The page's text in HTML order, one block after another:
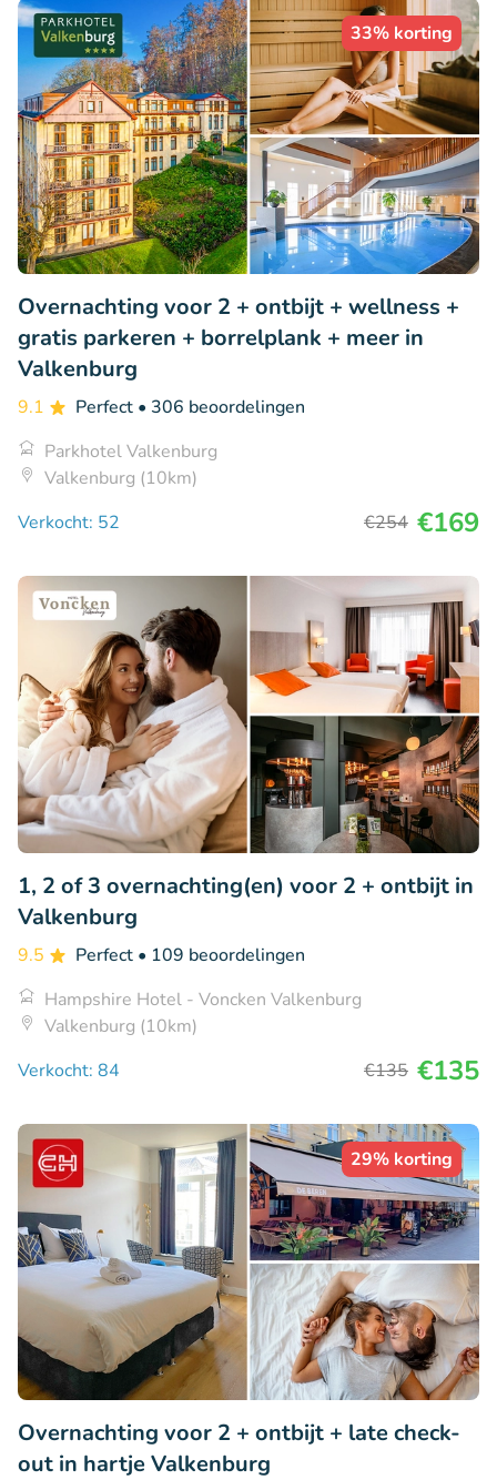
33% korting
Overnachting voor 2 + ontbijt + wellness +
gratis parkeren + borrelplank + meer in
Valkenburg
9.1 Perfect • 306 beoordelingen
Parkhotel Valkenburg
Valkenburg (10km)
Verkocht: 52
€254 €169
1, 2 of 3 overnachting(en) voor 2 + ontbijt in
Valkenburg
9.5 Perfect • 109 beoordelingen
Hampshire Hotel - Voncken Valkenburg
Valkenburg (10km)
Verkocht: 84
€135 €135
29% korting
Overnachting voor 2 + ontbijt + late check-
out in hartje Valkenburg